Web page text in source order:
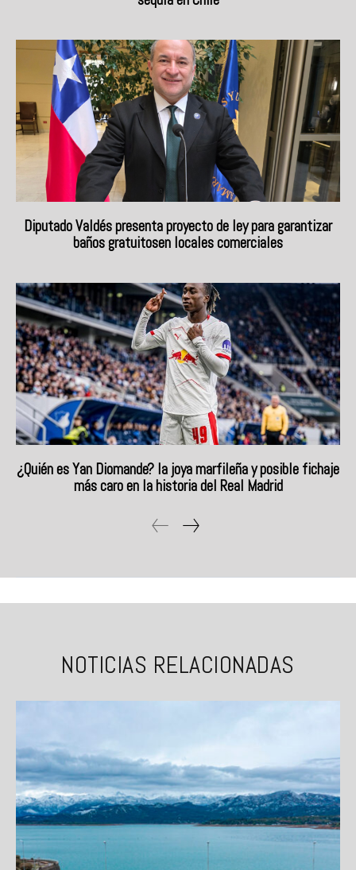
Diputado Valdés presenta proyecto de ley para garantizar
baños gratuitosen locales comerciales
¿Quién es Yan Diomande? la joya marfileña y posible fichaje
más caro en la historia del Real Madrid
NOTICIAS RELACIONADAS